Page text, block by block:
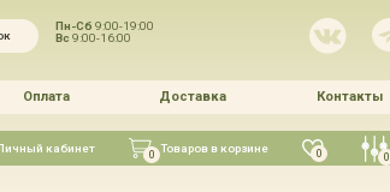
Пн-Сб9:00-19:00
Вс9:00-16:00
Оплата Доставка Контакты
кабинет 0 Товаров в корзине 0 0